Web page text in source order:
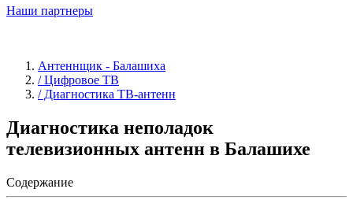
Наши партнеры
Антеннщик - Балашиха
/ Цифровое ТВ
/ Диагностика ТВ-антенн
Диагностика неполадок
телевизионных антенн в Балашихе
Содержание